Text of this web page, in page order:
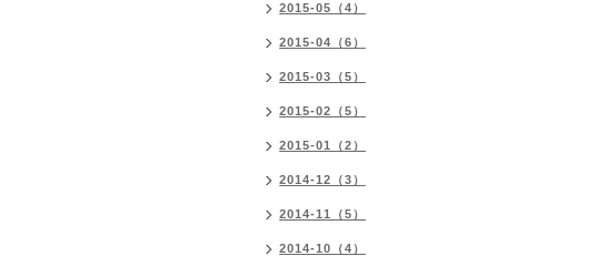
2015-05（4）
2015-04（6）
2015-03（5）
2015-02（5）
2015-01（2）
2014-12（3）
2014-11（5）
2014-10（4）